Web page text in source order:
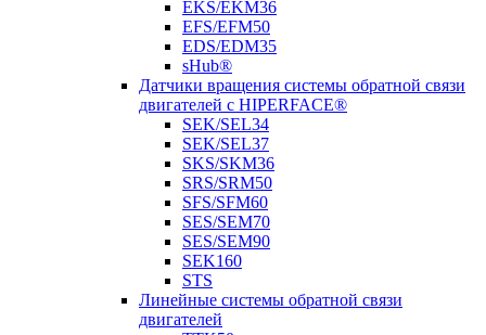
EKS/EKM36
EFS/EFM50
EDS/EDM35
sHub®
Датчики вращения системы обратной связи
двигателей с HIPERFACE®
SEK/SEL34
SEK/SEL37
SKS/SKM36
SRS/SRM50
SFS/SFM60
SES/SEM70
SES/SEM90
SEK160
STS
Линейные системы обратной связи
двигателей